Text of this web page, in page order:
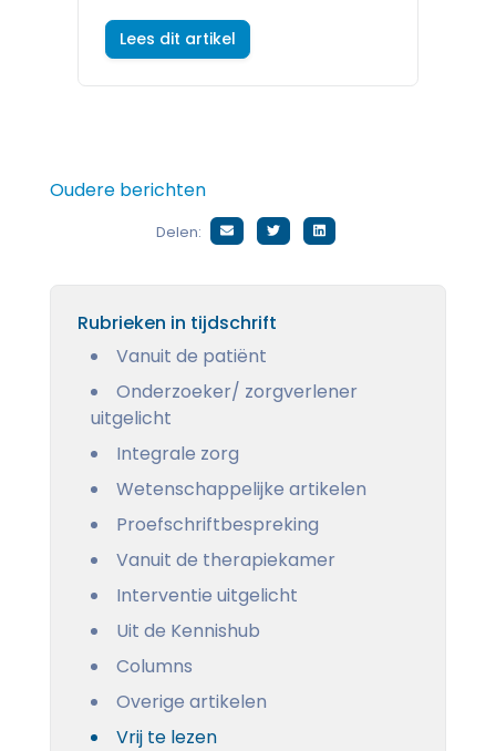
Lees dit artikel
Berichtennavigatie
Oudere berichten
Delen:
Rubrieken in tijdschrift
Vanuit de patiënt
Onderzoeker/ zorgverlener
uitgelicht
Integrale zorg
Wetenschappelijke artikelen
Proefschriftbespreking
Vanuit de therapiekamer
Interventie uitgelicht
Uit de Kennishub
Columns
Overige artikelen
Vrij te lezen